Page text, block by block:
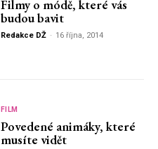
Filmy o módě, které vás
budou bavit
Redakce DŽ - 16 října, 2014
FILM
Povedené animáky, které
musíte vidět